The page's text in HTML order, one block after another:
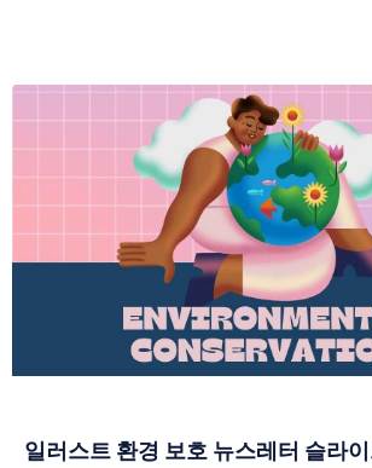
일러스트 환경 보호 뉴스레터 슬라